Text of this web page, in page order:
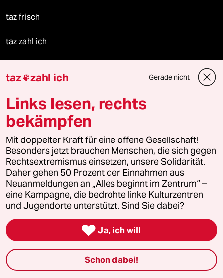
taz frisch
taz zahl ich
Veranstaltungen
Demnächst
Vor Ort
Live im Stream
taz lab 2027
taz zahl ich Gerade nicht
Links lesen, rechts
bekämpfen
Mit doppelter Kraft für eine offene Gesellschaft!
Besonders jetzt brauchen Menschen, die sich gegen
Rechtsextremismus einsetzen, unsere Solidarität.
Daher gehen 50 Prozent der Einnahmen aus
Neuanmeldungen an „Alles beginnt im Zentrum“ –
eine Kampagne, die bedrohte linke Kulturzentren
und Jugendorte unterstützt. Sind Sie dabei?
 Ja, ich will
Schon dabei!